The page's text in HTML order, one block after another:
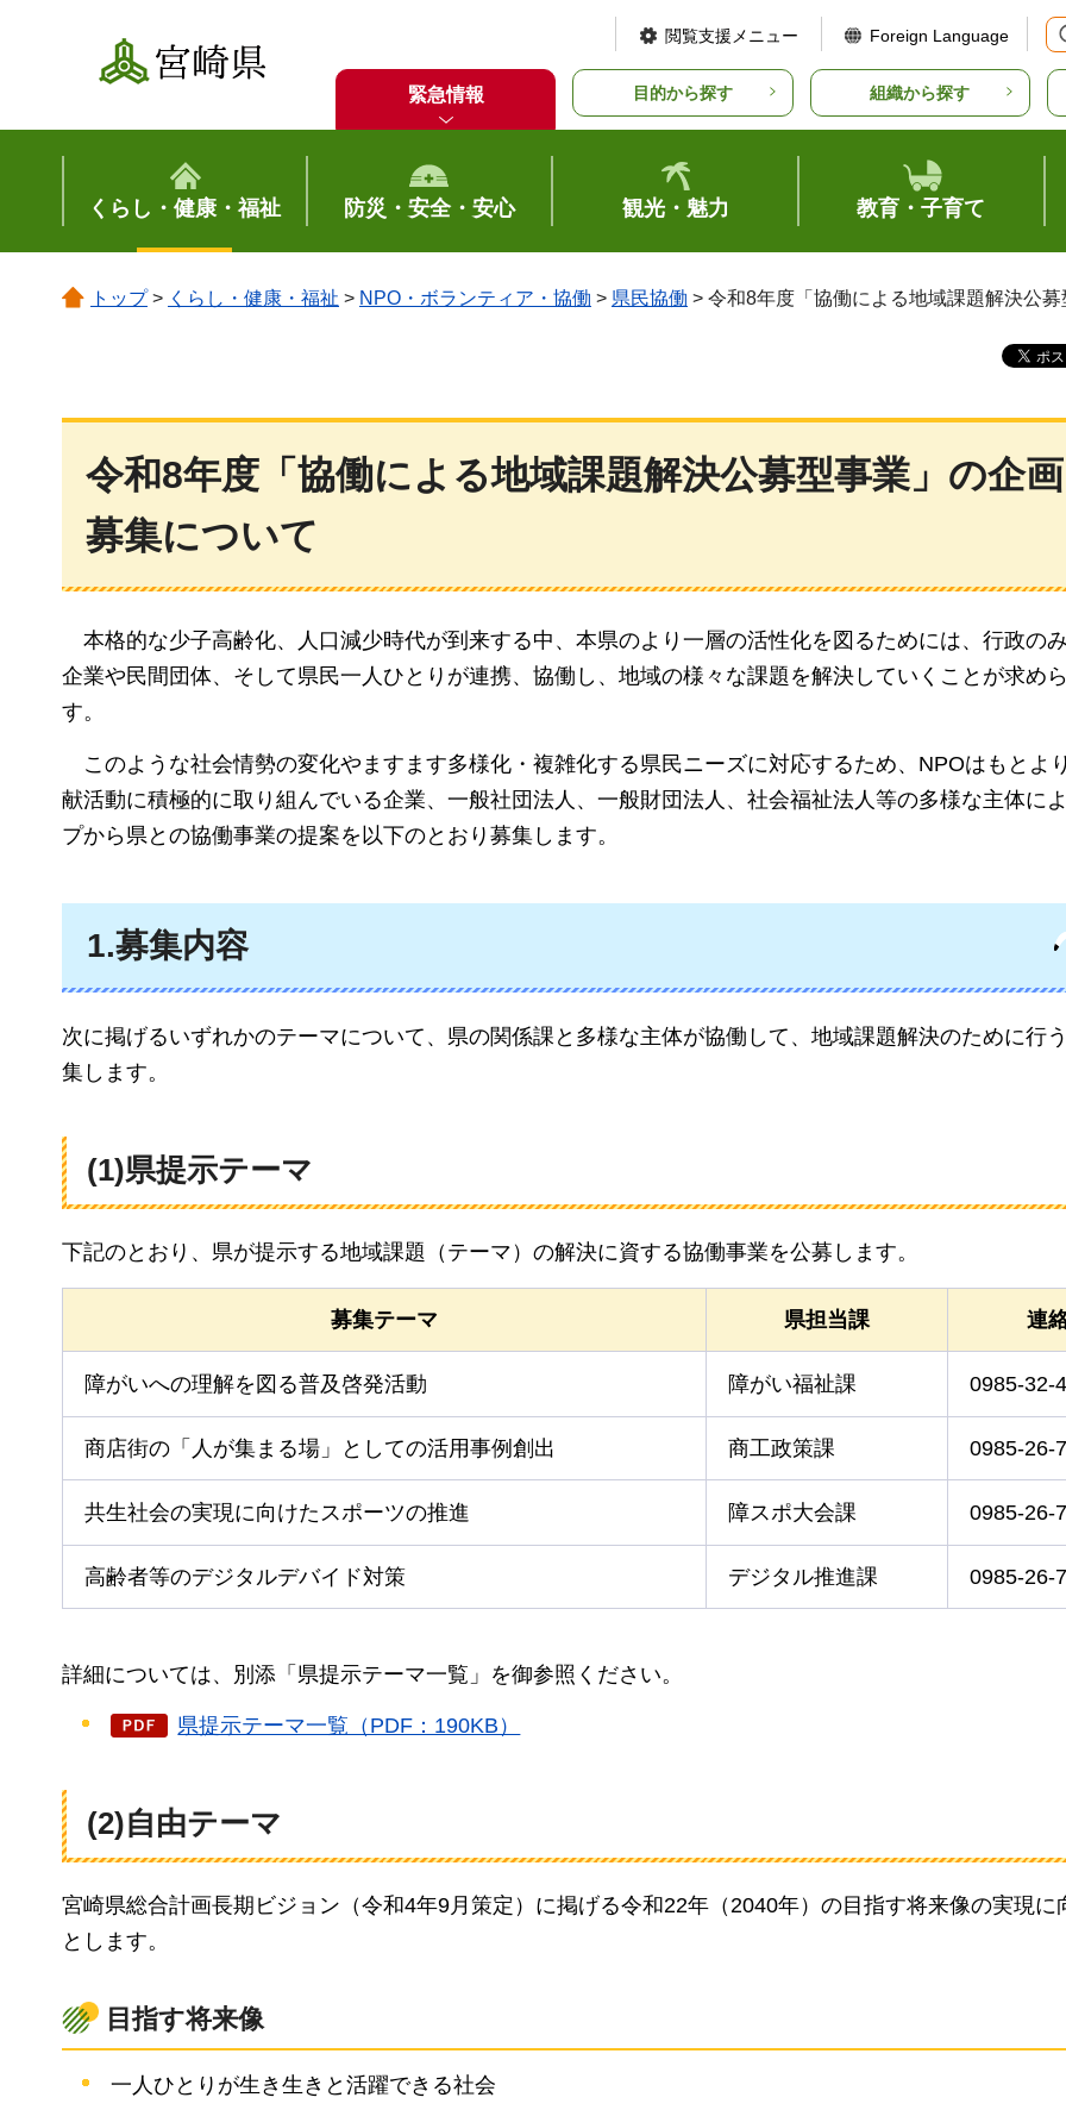
宮崎県
閲覧支援メニュー Foreign Language
緊急情報 目的から探す 組織から探す
くらし・健康・福祉 防災・安全・安心 観光・魅力 教育・子育て
トップ> くらし・健康・福祉 > NPO・ボランティア・協働 > 県民協働 > 令和8年度「協働による地域課題解決公
令和8年度「協働による地域課題解決公募型事業」の企画
募集について
本格的な少子高齢化、人口減少時代が到来する中、本県のより一層の活性化を図るためには、行政のみ
企業や民間団体、そして県民一人ひとりが連携、協働し、地域の様々な課題を解決していくことが求め
す。
このような社会情勢の変化やますます多様化・複雑化する県民ニーズに対応するため、NPOはもとよ
献活動に積極的に取り組んでいる企業、一般社団法人、一般財団法人、社会福祉法人等の多様な主体に
プから県との協働事業の提案を以下のとおり募集します。
1.募集内容
次に掲げるいずれかのテーマについて、県の関係課と多様な主体が協働して、地域課題解決のために行
集します。
(1)県提示テーマ
下記のとおり、県が提示する地域課題（テーマ）の解決に資する協働事業を公募します。
募集テーマ 県担当課 連
障がいへの理解を図る普及啓発活動 障がい福祉課 0985-32-
商店街の「人が集まる場」としての活用事例創出 商工政策課 0985-26-
共生社会の実現に向けたスポーツの推進 障スポ大会課 0985-26-
高齢者等のデジタルデバイド対策 デジタル推進課 0985-26-
詳細については、別添「県提示テーマ一覧」を御参照ください。
県提示テーマ一覧（PDF：190KB）
(2)自由テーマ
宮崎県総合計画長期ビジョン（令和4年9月策定）に掲げる令和22年（2040年）の目指す将来像の実現に
とします。
目指す将来像
一人ひとりが生き生きと活躍できる社会